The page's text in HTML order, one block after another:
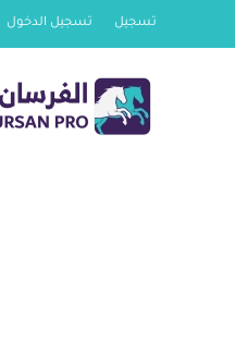
content
تسجيل تسجيل الدخول